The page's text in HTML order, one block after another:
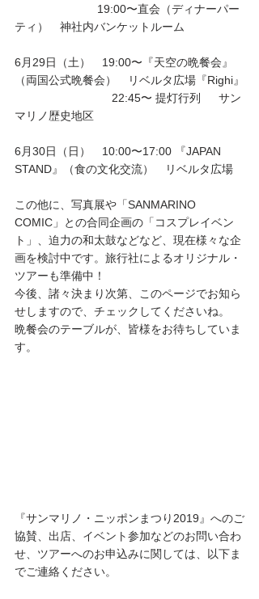
19:00〜直会（ディナーパー
ティ）　神社内バンケットルーム
6月29日（土）　19:00〜『天空の晩餐会』
（両国公式晩餐会）　リベルタ広場『Righi』
マリノ歴史地区
6月30日（日）　10:00〜17:00 『JAPAN
STAND』（食の文化交流）　リベルタ広場
この他に、写真展や「SANMARINO
COMIC」との合同企画の「コスプレイベン
ト」、迫力の和太鼓などなど、現在様々な企
画を検討中です。旅行社によるオリジナル・
ツアーも準備中！
今後、諸々決まり次第、このページでお知ら
せしますので、チェックしてくださいね。
晩餐会のテーブルが、皆様をお待ちしていま
す。
『サンマリノ・ニッポンまつり2019』へのご
協賛、出店、イベント参加などのお問い合わ
せ、ツアーへのお申込みに関しては、以下ま
でご連絡ください。